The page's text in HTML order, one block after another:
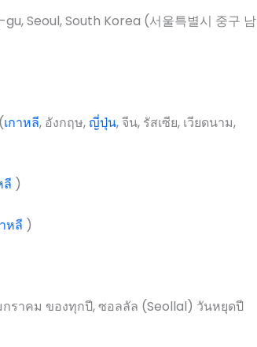
Seoul, South Korea (서울특별시 중구 남
เกาหลี, อังกฤษ,ญี่ปุ่น, จีน, รัสเซีย, เวียดนาม,
ลี )
หลี )
ราคม ของทุกปี, ซอลลัล (Seollal) วันหยุดปี